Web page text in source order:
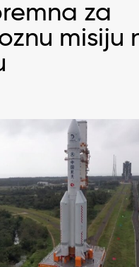
za
misiju